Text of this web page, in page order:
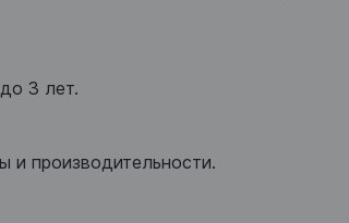
3 лет.
и производительности.